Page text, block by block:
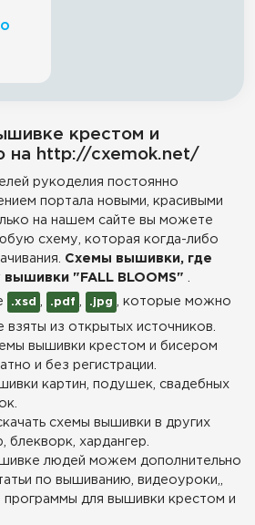
крестом и
на http://cxemok.net/
рукоделия постоянно
портала новыми, красивыми
на нашем сайте вы можете
схему, которая когда-либо
Схемы вышивки, где
вышивки "FALL BLOOMS"
.xsd .pdf .jpg , которые можно
взяты из открытых источников.
вышивки крестом и бисером
и без регистрации.
картин, подушек, свадебных
схемы вышивки в других
блекворк, хардангер.
людей можем дополнительно
по вышиванию, видеоуроки,,
для вышивки крестом и